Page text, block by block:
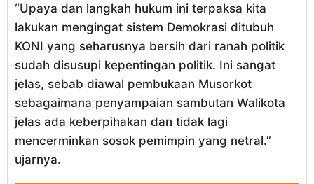
“Upaya dan langkah hukum ini terpaksa kita
lakukan mengingat sistem Demokrasi ditubuh
KONI yang seharusnya bersih dari ranah politik
sudah disusupi kepentingan politik. Ini sangat
jelas, sebab diawal pembukaan Musorkot
sebagaimana penyampaian sambutan Walikota
jelas ada keberpihakan dan tidak lagi
mencerminkan sosok pemimpin yang netral.”
ujarnya.